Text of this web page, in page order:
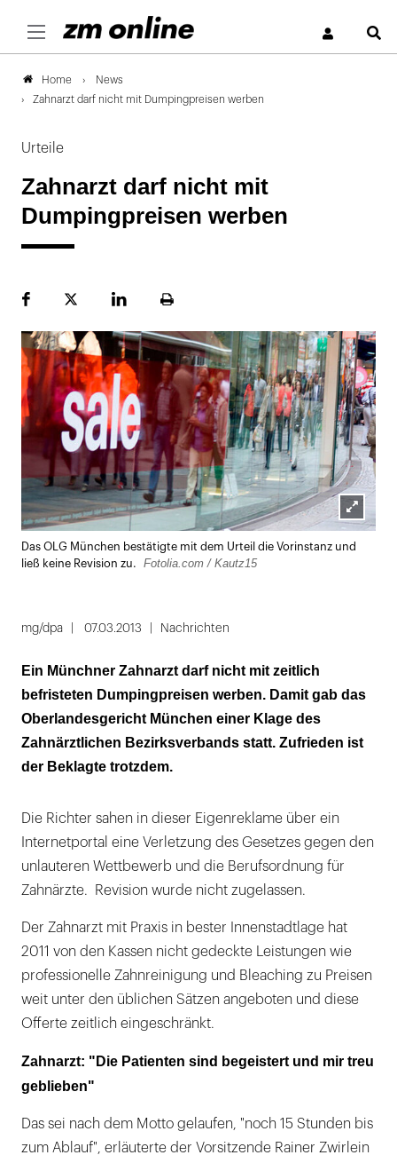
Home
News
Zahnarzt darf nicht mit Dumpingpreisen werben
Urteile
Zahnarzt darf nicht mit
Dumpingpreisen werben
FacebookPlattformLinekdInSeite
Lightbox
öffnen
Das OLG München bestätigte mit dem Urteil die Vorinstanz und
ließ keine Revision zu.
Fotolia.com / Kautz15
mg/dpa 07.03.2013 Nachrichten
Ein Münchner Zahnarzt darf nicht mit zeitlich
befristeten Dumpingpreisen werben. Damit gab das
Oberlandesgericht München einer Klage des
Zahnärztlichen Bezirksverbands statt. Zufrieden ist
der Beklagte trotzdem.
Die Richter sahen in dieser Eigenreklame über ein
Internetportal eine Verletzung des Gesetzes gegen den
unlauteren Wettbewerb und die Berufsordnung für
Zahnärzte. Revision wurde nicht zugelassen.
Der Zahnarzt mit Praxis in bester Innenstadtlage hat
2011 von den Kassen nicht gedeckte Leistungen wie
professionelle Zahnreinigung und Bleaching zu Preisen
weit unter den üblichen Sätzen angeboten und diese
Offerte zeitlich eingeschränkt.
Zahnarzt: "Die Patienten sind begeistert und mir treu
geblieben"
Das sei nach dem Motto gelaufen, "noch 15 Stunden bis
zum Ablauf", erläuterte der Vorsitzende Rainer Zwirlein